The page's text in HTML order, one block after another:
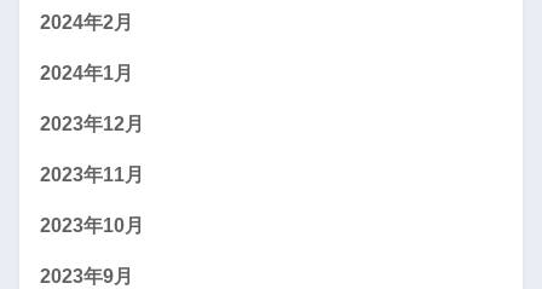
2024年2月
2024年1月
2023年12月
2023年11月
2023年10月
2023年9月